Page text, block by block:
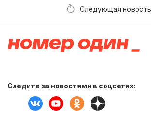
Следующая новость
Следите за новостями в соцсетях: